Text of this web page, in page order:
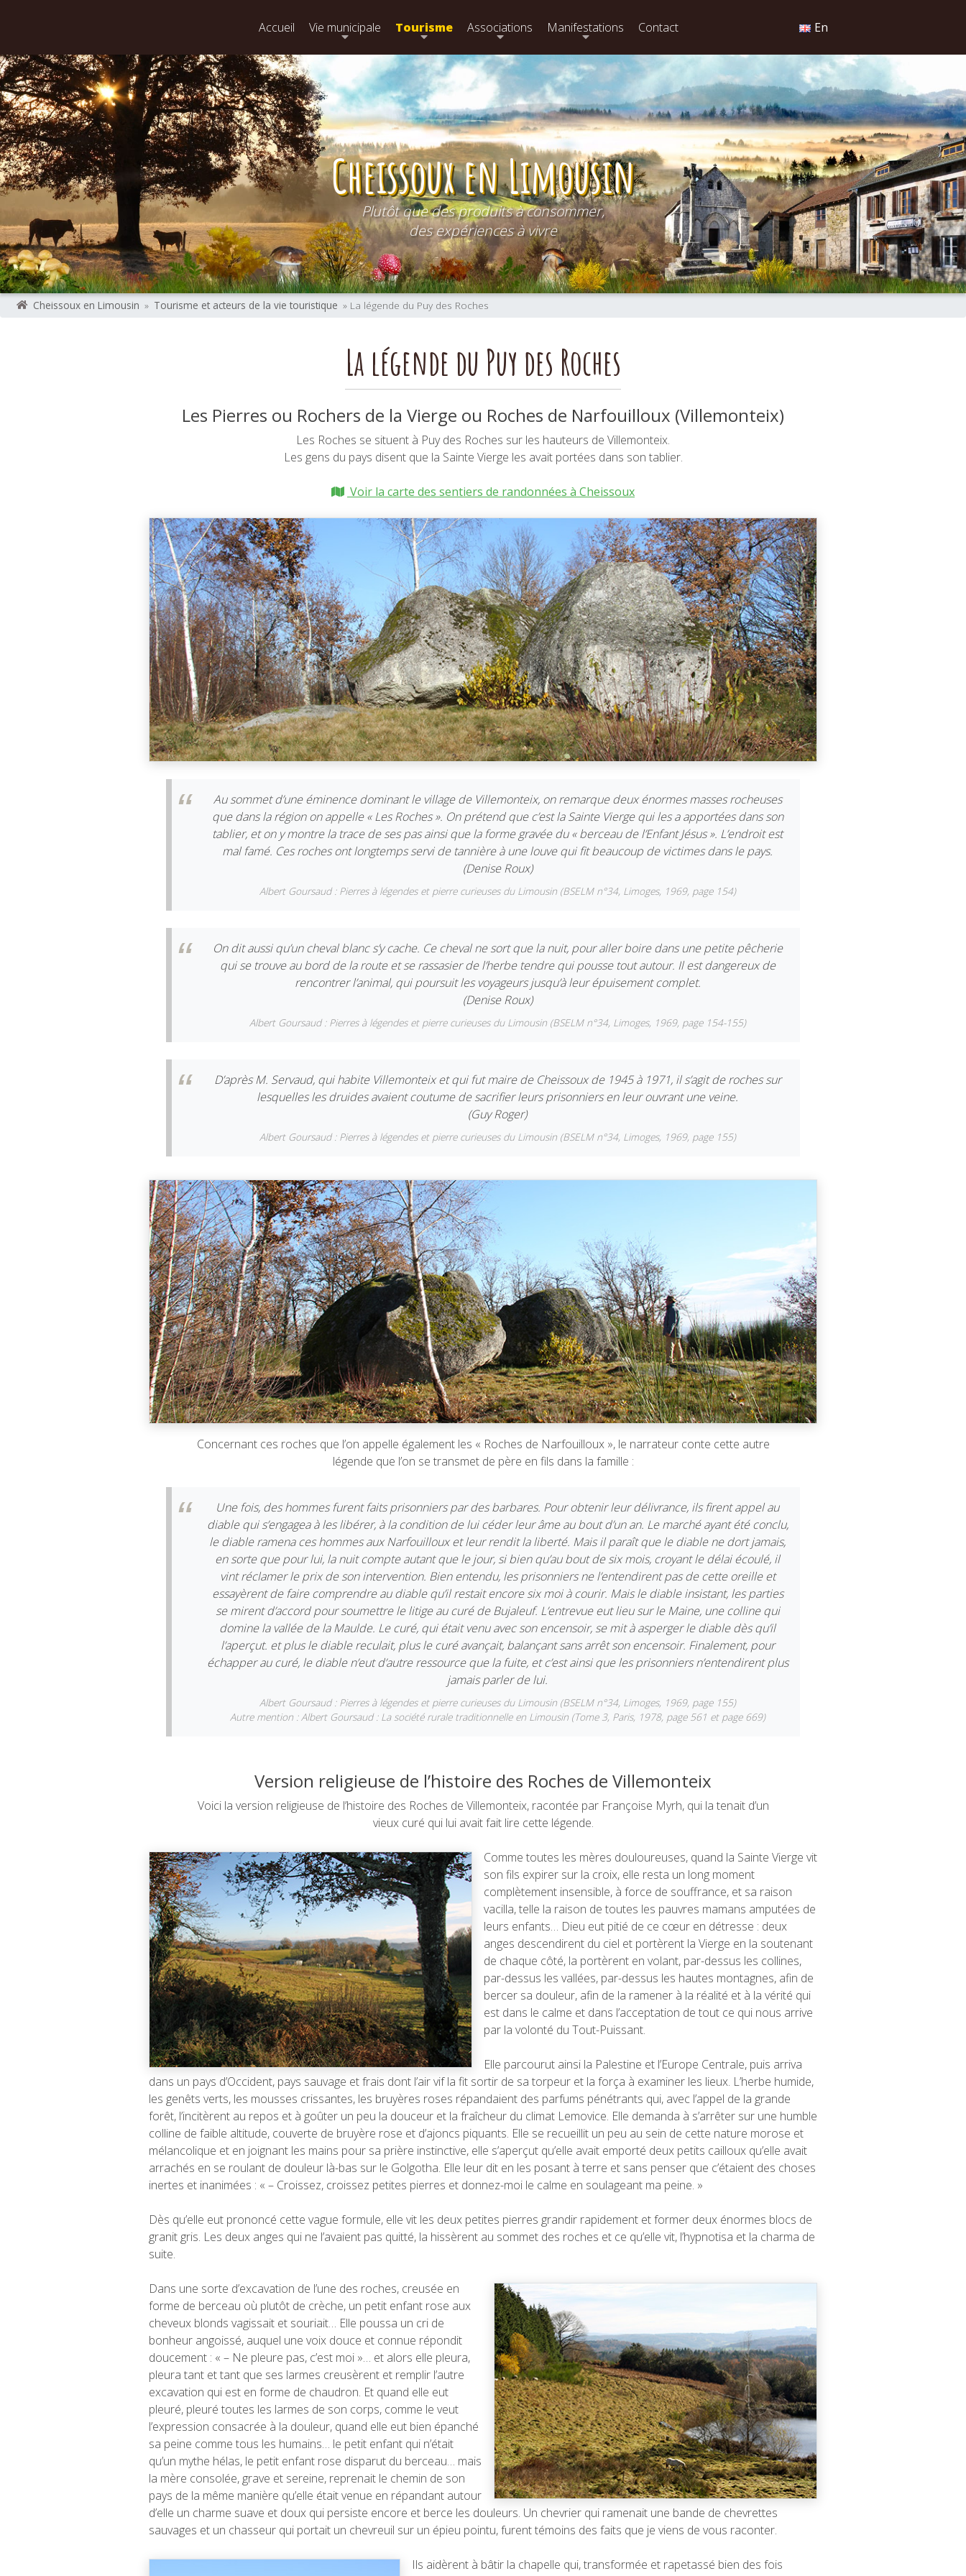
Accueil Vie municipale Tourisme Associations Manifestations Contact En
Cheissoux en Limousin
Plutôt que des produits à consommer,
des expériences à vivre
Cheissoux en Limousin » Tourisme et acteurs de la vie touristique » La légende du Puy des Roches
La légende du Puy des Roches
Les Pierres ou Rochers de la Vierge ou Roches de Narfouilloux (Villemonteix)
Les Roches se situent à Puy des Roches sur les hauteurs de Villemonteix.
Les gens du pays disent que la Sainte Vierge les avait portées dans son tablier.
Voir la carte des sentiers de randonnées à Cheissoux
Au sommet d’une éminence dominant le village de Villemonteix, on remarque deux énormes masses rocheuses
que dans la région on appelle « Les Roches ». On prétend que c’est la Sainte Vierge qui les a apportées dans son
tablier, et on y montre la trace de ses pas ainsi que la forme gravée du « berceau de l’Enfant Jésus ». L’endroit est
mal famé. Ces roches ont longtemps servi de tannière à une louve qui fit beaucoup de victimes dans le pays.
(Denise Roux)
Albert Goursaud : Pierres à légendes et pierre curieuses du Limousin (BSELM n°34, Limoges, 1969, page 154)
On dit aussi qu’un cheval blanc s’y cache. Ce cheval ne sort que la nuit, pour aller boire dans une petite pêcherie
qui se trouve au bord de la route et se rassasier de l’herbe tendre qui pousse tout autour. Il est dangereux de
rencontrer l’animal, qui poursuit les voyageurs jusqu’à leur épuisement complet.
(Denise Roux)
Albert Goursaud : Pierres à légendes et pierre curieuses du Limousin (BSELM n°34, Limoges, 1969, page 154-155)
D’après M. Servaud, qui habite Villemonteix et qui fut maire de Cheissoux de 1945 à 1971, il s’agit de roches sur
lesquelles les druides avaient coutume de sacrifier leurs prisonniers en leur ouvrant une veine.
(Guy Roger)
Albert Goursaud : Pierres à légendes et pierre curieuses du Limousin (BSELM n°34, Limoges, 1969, page 155)
Concernant ces roches que l’on appelle également les « Roches de Narfouilloux », le narrateur conte cette autre
légende que l’on se transmet de père en fils dans la famille :
Une fois, des hommes furent faits prisonniers par des barbares. Pour obtenir leur délivrance, ils firent appel au
diable qui s’engagea à les libérer, à la condition de lui céder leur âme au bout d’un an. Le marché ayant été conclu,
le diable ramena ces hommes aux Narfouilloux et leur rendit la liberté. Mais il paraît que le diable ne dort jamais,
en sorte que pour lui, la nuit compte autant que le jour, si bien qu’au bout de six mois, croyant le délai écoulé, il
vint réclamer le prix de son intervention. Bien entendu, les prisonniers ne l’entendirent pas de cette oreille et
essayèrent de faire comprendre au diable qu’il restait encore six moi à courir. Mais le diable insistant, les parties
se mirent d’accord pour soumettre le litige au curé de Bujaleuf. L’entrevue eut lieu sur le Maine, une colline qui
domine la vallée de la Maulde. Le curé, qui était venu avec son encensoir, se mit à asperger le diable dès qu’il
l’aperçut. et plus le diable reculait, plus le curé avançait, balançant sans arrêt son encensoir. Finalement, pour
échapper au curé, le diable n’eut d’autre ressource que la fuite, et c’est ainsi que les prisonniers n’entendirent plus
jamais parler de lui.
Albert Goursaud : Pierres à légendes et pierre curieuses du Limousin (BSELM n°34, Limoges, 1969, page 155)
Autre mention : Albert Goursaud : La société rurale traditionnelle en Limousin (Tome 3, Paris, 1978, page 561 et page 669)
Version religieuse de l’histoire des Roches de Villemonteix
Voici la version religieuse de l’histoire des Roches de Villemonteix, racontée par Françoise Myrh, qui la tenait d’un
vieux curé qui lui avait fait lire cette légende.
Comme toutes les mères douloureuses, quand la Sainte Vierge vit
son fils expirer sur la croix, elle resta un long moment
complètement insensible, à force de souffrance, et sa raison
vacilla, telle la raison de toutes les pauvres mamans amputées de
leurs enfants… Dieu eut pitié de ce cœur en détresse : deux
anges descendirent du ciel et portèrent la Vierge en la soutenant
de chaque côté, la portèrent en volant, par-dessus les collines,
par-dessus les vallées, par-dessus les hautes montagnes, afin de
bercer sa douleur, afin de la ramener à la réalité et à la vérité qui
est dans le calme et dans l’acceptation de tout ce qui nous arrive
par la volonté du Tout-Puissant.
Elle parcourut ainsi la Palestine et l’Europe Centrale, puis arriva
dans un pays d’Occident, pays sauvage et frais dont l’air vif la fit sortir de sa torpeur et la força à examiner les lieux. L’herbe humide,
les genêts verts, les mousses crissantes, les bruyères roses répandaient des parfums pénétrants qui, avec l’appel de la grande
forêt, l’incitèrent au repos et à goûter un peu la douceur et la fraîcheur du climat Lemovice. Elle demanda à s’arrêter sur une humble
colline de faible altitude, couverte de bruyère rose et d’ajoncs piquants. Elle se recueillit un peu au sein de cette nature morose et
mélancolique et en joignant les mains pour sa prière instinctive, elle s’aperçut qu’elle avait emporté deux petits cailloux qu’elle avait
arrachés en se roulant de douleur là-bas sur le Golgotha. Elle leur dit en les posant à terre et sans penser que c’étaient des choses
inertes et inanimées : « – Croissez, croissez petites pierres et donnez-moi le calme en soulageant ma peine. »
Dès qu’elle eut prononcé cette vague formule, elle vit les deux petites pierres grandir rapidement et former deux énormes blocs de
granit gris. Les deux anges qui ne l’avaient pas quitté, la hissèrent au sommet des roches et ce qu’elle vit, l’hypnotisa et la charma de
suite.
Dans une sorte d’excavation de l’une des roches, creusée en
forme de berceau où plutôt de crèche, un petit enfant rose aux
cheveux blonds vagissait et souriait… Elle poussa un cri de
bonheur angoissé, auquel une voix douce et connue répondit
doucement : « – Ne pleure pas, c’est moi »… et alors elle pleura,
pleura tant et tant que ses larmes creusèrent et remplir l’autre
excavation qui est en forme de chaudron. Et quand elle eut
pleuré, pleuré toutes les larmes de son corps, comme le veut
l’expression consacrée à la douleur, quand elle eut bien épanché
sa peine comme tous les humains… le petit enfant qui n’était
qu’un mythe hélas, le petit enfant rose disparut du berceau… mais
la mère consolée, grave et sereine, reprenait le chemin de son
pays de la même manière qu’elle était venue en répandant autour
d’elle un charme suave et doux qui persiste encore et berce les douleurs. Un chevrier qui ramenait une bande de chevrettes
sauvages et un chasseur qui portait un chevreuil sur un épieu pointu, furent témoins des faits que je viens de vous raconter.
Ils aidèrent à bâtir la chapelle qui, transformée et rapetassé bien des fois